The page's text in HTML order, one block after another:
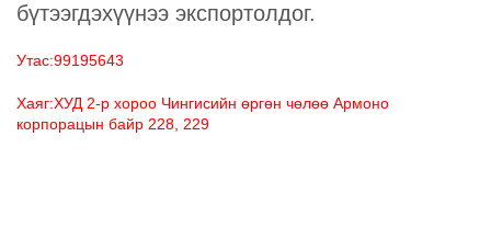
бүтээгдэхүүнээ экспортолдог.
Утас:99195643
Хаяг:ХУД 2-р хороо Чингисийн өргөн чөлөө Армоно
корпорацын байр 228, 229